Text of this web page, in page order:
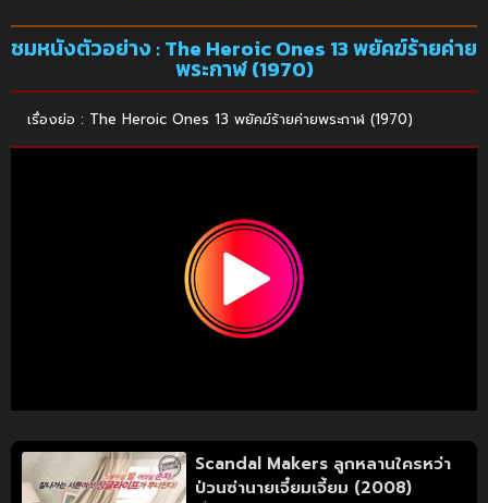
ชมหนังตัวอย่าง : The Heroic Ones 13 พยัคฆ์ร้ายค่าย
พระกาฬ (1970)
เรื่องย่อ : The Heroic Ones 13 พยัคฆ์ร้ายค่ายพระกาฬ (1970)
Scandal Makers ลูกหลานใครหว่า
ป่วนซ่านายเจี๋ยมเจี้ยม (2008)